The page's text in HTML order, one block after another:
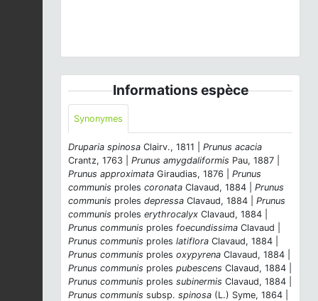
Informations espèce
Synonymes
Druparia spinosa Clairv., 1811 | Prunus acacia
Crantz, 1763 | Prunus amygdaliformis Pau, 1887 |
Prunus approximata Giraudias, 1876 | Prunus
communis proles coronata Clavaud, 1884 | Prunus
communis proles depressa Clavaud, 1884 | Prunus
communis proles erythrocalyx Clavaud, 1884 |
Prunus communis proles foecundissima Clavaud |
Prunus communis proles latiflora Clavaud, 1884 |
Prunus communis proles oxypyrena Clavaud, 1884 |
Prunus communis proles pubescens Clavaud, 1884 |
Prunus communis proles subinermis Clavaud, 1884 |
Prunus communis subsp. spinosa (L.) Syme, 1864 |